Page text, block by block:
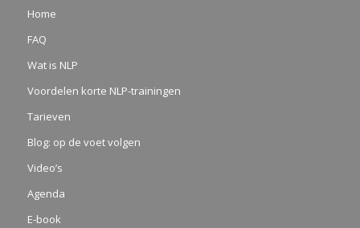
Home
FAQ
Wat is NLP
Voordelen korte NLP-trainingen
Tarieven
Blog: op de voet volgen
Video’s
Agenda
E-book